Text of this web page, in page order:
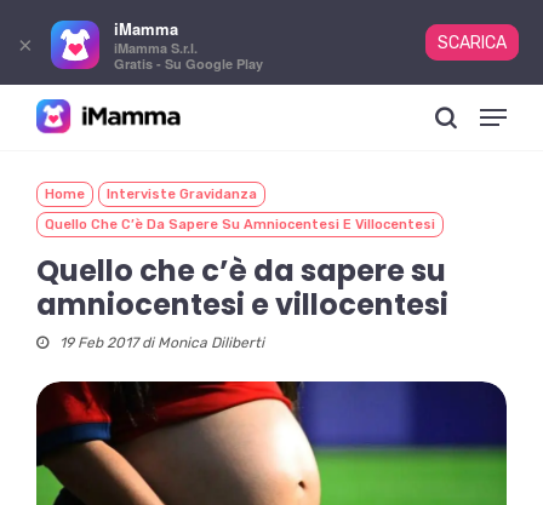
content
Menu
Home
Interviste Gravidanza
Quello Che C’è Da Sapere Su Amniocentesi E Villocentesi
Quello che c’è da sapere su
amniocentesi e villocentesi
19 Feb 2017 di Monica Diliberti
×
iMamma
iMamma S.r.l.
Gratis - Su Google Play
SCARICA